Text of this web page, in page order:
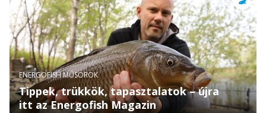
ENERGOFISH MŰSOROK
Tippek, trükkök, tapasztalatok – újra
itt az Energofish Magazin